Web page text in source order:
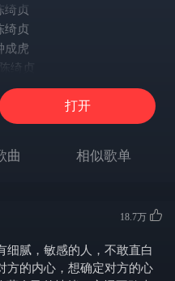
绮贞
绮贞
成虎
绮贞
难懂的我
实也没什么
隐藏我的感受
不会有结果
真心葬送
的心
确定
打开
曲 相似歌单
18.7万
细腻，敏感的人，不敢直白
方的内心，想确定对方的心